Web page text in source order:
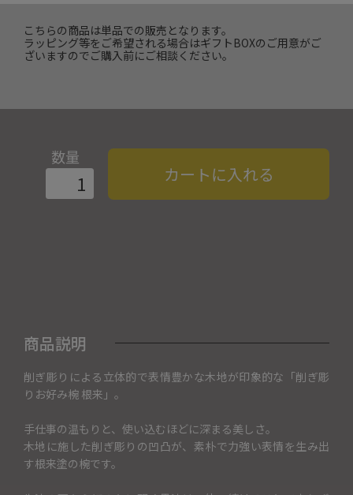
こちらの商品は単品での販売となります。
ラッピング等をご希望される場合はギフトBOXのご用意がご
ざいますのでご購入前にご相談ください。
数量
カートに入れる
商品説明
削ぎ彫りによる立体的で表情豊かな木地が印象的な「削ぎ彫
りお好み椀 根来」。
手仕事の温もりと、使い込むほどに深まる美しさ。
木地に施した削ぎ彫りの凹凸が、素朴で力強い表情を生み出
す根来塗の椀です。